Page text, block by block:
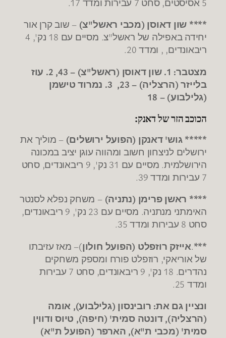
**** שון דאוסן (מכבי ראשל"צ) – שוב קרן אור
יחידה באפילה של ראשל"צ. מסיים עם 18 נק', 4
ריבאונדים, , ומדד 20.
מצטבר: 1. שון דאוסן (ראשל"צ) – 43, 2. עוז
בלייזר (הרצליה) – 23, 3. נמרוד טישמן
(גלילבוע) – 18
הכוכב הזר של דאנק:
***** גוש' דאנקן (הפועל ירושלים) – מוליך את
ירושלים לניצחון חשוב ומהווה עוגן יציב במכונה
הירושלמית. מסיים עם 31 נק', 9 ריבאונדים, סחט
7 עבירות ומדד 39.
**** ראשן פרימן (נתניה) – משחק נפלא לסנטר
האימתני מנתניה. מסיים עם 23 נק', 9 ריבאונדים,
סחט 8 עבירות ומדד 35.
***
.אייזק רוזפלט (הפועל חולון)– מאז עזיבתו
של אוריאקי, רוזפלט פורח ומספק משחקים
נהדרים. 18 נק', 9 ריבאונדים, סחט 7 עבירות
ומדד 25.
ונציין גם את: רובינסון (גלילבוע), אומה
(הרצליה), דונטה סמית' (חיפה), טיוס ודווין
סמית' (מכבי ת"א), הארפר (הפועל ת"א)